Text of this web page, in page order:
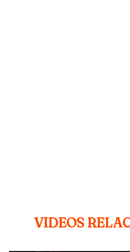
VIDEOS